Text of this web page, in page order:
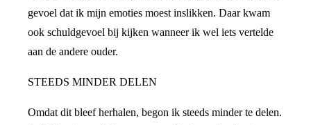
gevoel dat ik mijn emoties moest inslikken. Daar kwam
ook schuldgevoel bij kijken wanneer ik wel iets vertelde
aan de andere ouder.
STEEDS MINDER DELEN
Omdat dit bleef herhalen, begon ik steeds minder te delen.